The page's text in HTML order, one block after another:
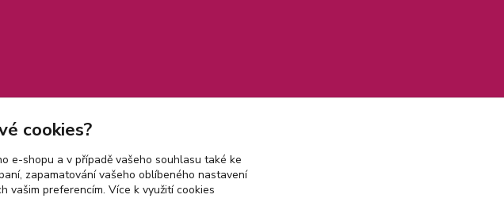
cookies?
e-shopu a v případě vašeho souhlasu také ke
zapamatování vašeho oblíbeného nastavení
vašim preferencím. Více k využití cookies